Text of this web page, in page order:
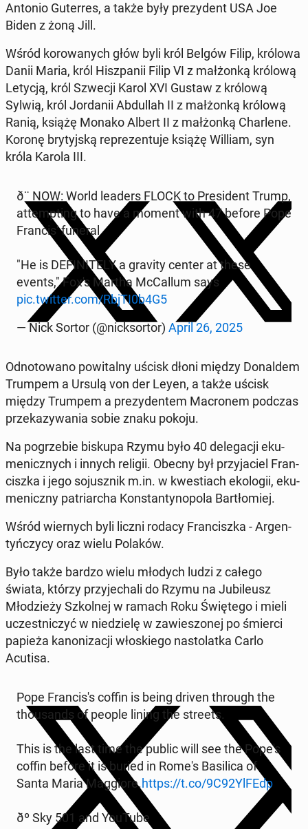
Antonio Guter­res, a także były prezy­dent USA Joe
Biden z żoną Jill.
Wśród ko­rowanych głów byli król Belgów Filip, królowa
Danii Maria, król Hisz­panii Filip VI z małżonką królową
Letycją, król Szwecji Karol XVI Gustaw z królową
Sylwią, król Jor­danii Ab­dul­lah II z małżonką królową
Ranią, książę Monako Albert II z małżonką Char­lene.
Koronę bry­tyjską reprezen­tu­je książę William, syn
króla Karola III.
ð¨ NOW: World leaders FLOCK to Pres­i­dent Trump,
at­tempt­ing to have a moment with 47 before Pope
Fran­cis' funeral
"He is DEF­I­NITE­LY a gravity center at these
events," Fox's Martha Mc­Cal­lum says
pic.twitter.com/RbjTI0b4G5
— Nick Sortor (@nick­sor­tor) April 26, 2025
Odno­towano pow­ital­ny uścisk dłoni między Don­al­dem
Trumpem a Ursulą von der Leyen, a także uścisk
między Trumpem a prezy­den­tem Macronem podczas
przekazy­wa­nia sobie znaku pokoju.
Na pogrze­bie biskupa Rzymu było 40 del­e­gacji eku­
menicznych i innych religii. Obecny był przy­ja­ciel Fran­
cisz­ka i jego so­jusznik m.in. w kwes­t­i­ach ekologii, eku­
meniczny pa­tri­ar­cha Kon­stan­tynopo­la Bartłomiej.
Wśród wiernych byli liczni rodacy Fran­cisz­ka - Ar­gen­
tyńczy­cy oraz wielu Polaków.
Było także bardzo wielu młodych ludzi z całego
świata, którzy przy­jechali do Rzymu na Ju­bileusz
Młodzieży Szkol­nej w ramach Roku Świętego i mieli
uczest­niczyć w niedzielę w za­w­ies­zonej po śmierci
papieża kan­on­iza­cji włoskiego nas­to­lat­ka Carlo
Acutisa.
Pope Fran­cis's coffin is being driven through the
thou­sands of people lining the streets.
This is the last time the public will see the Pope's
coffin before it is buried in Rome's Basil­i­ca of
Santa Maria Mag­giore.https://t.co/9C92YlFEdp
ðº Sky 501 and YouTube